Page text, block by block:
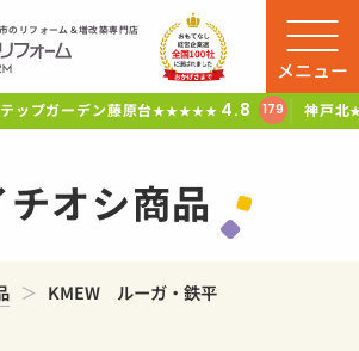
のリフォーム＆増改築専門店
ップガーデン藤原台★★★★★ 4.8 179 神戸北
メニュー
チオシ商品
KMEW ルーガ・鉄平